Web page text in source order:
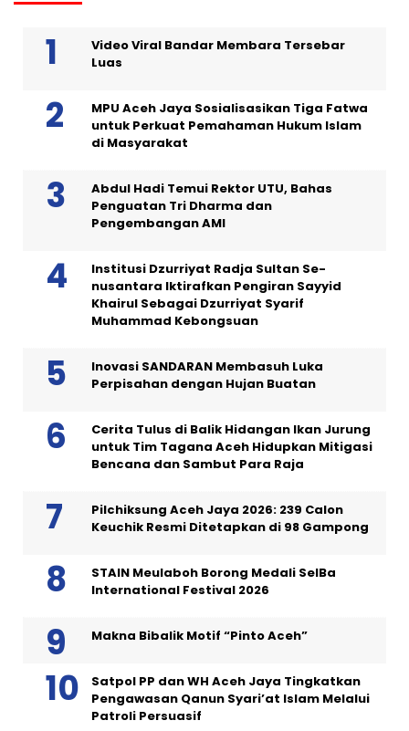
Video Viral Bandar Membara Tersebar
Luas
MPU Aceh Jaya Sosialisasikan Tiga Fatwa
untuk Perkuat Pemahaman Hukum Islam
di Masyarakat
Abdul Hadi Temui Rektor UTU, Bahas
Penguatan Tri Dharma dan
Pengembangan AMI
Institusi Dzurriyat Radja Sultan Se-
nusantara Iktirafkan Pengiran Sayyid
Khairul Sebagai Dzurriyat Syarif
Muhammad Kebongsuan
Inovasi SANDARAN Membasuh Luka
Perpisahan dengan Hujan Buatan
Cerita Tulus di Balik Hidangan Ikan Jurung
untuk Tim Tagana Aceh Hidupkan Mitigasi
Bencana dan Sambut Para Raja
Pilchiksung Aceh Jaya 2026: 239 Calon
Keuchik Resmi Ditetapkan di 98 Gampong
STAIN Meulaboh Borong Medali SeIBa
International Festival 2026
Makna Bibalik Motif “Pinto Aceh”
Satpol PP dan WH Aceh Jaya Tingkatkan
Pengawasan Qanun Syari’at Islam Melalui
Patroli Persuasif